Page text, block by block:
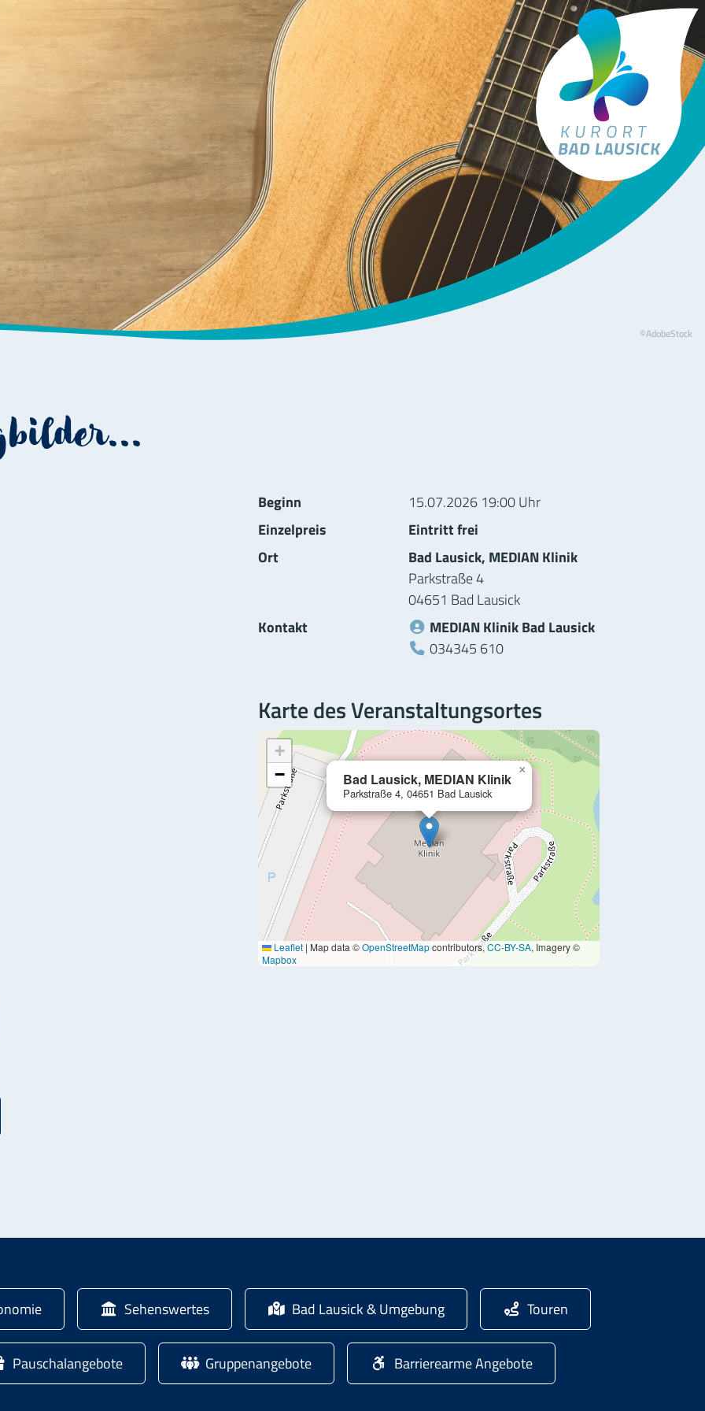
Tourismus Bad Lausick
©AdobeStock
Informationen zur Veranstaltung
Beginn
15.07.2026 19:00 Uhr
Einzelpreis
Eintritt frei
Ort
Bad Lausick, MEDIAN Klinik
Parkstraße 4
04651 Bad Lausick
Kontakt
MEDIAN Klinik Bad Lausick
Telefon:
034345 610
Karte des Veranstaltungsortes
Bad Lausick, MEDIAN Klinik
Parkstraße 4, 04651 Bad Lausick
×
+
−
Leaflet | Map data ©OpenStreetMapcontributors,CC-BY-SA, Imagery ©
Mapbox
Sehenswertes Bad Lausick & Umgebung Touren
Pauschalangebote Gruppenangebote Barrierearme Angebote